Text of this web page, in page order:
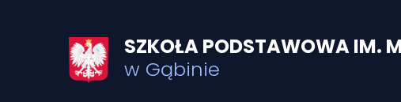
SZKOŁA PODSTAWOWA IM.
w Gąbinie